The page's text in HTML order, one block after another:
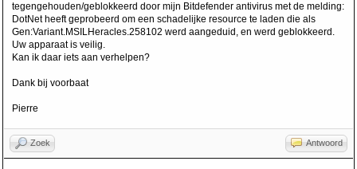
tegengehouden/geblokkeerd door mijn Bitdefender antivirus met de melding:
DotNet heeft geprobeerd om een schadelijke resource te laden die als
Gen:Variant.MSILHeracles.258102 werd aangeduid, en werd geblokkeerd.
Uw apparaat is veilig.
Kan ik daar iets aan verhelpen?
Dank bij voorbaat
Pierre
Zoek Antwoord